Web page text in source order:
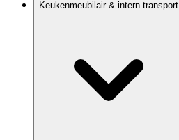
Keukenmeubilair & intern transport